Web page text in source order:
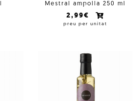
Mestral ampolla 250 ml
2,99€
preu per unitat